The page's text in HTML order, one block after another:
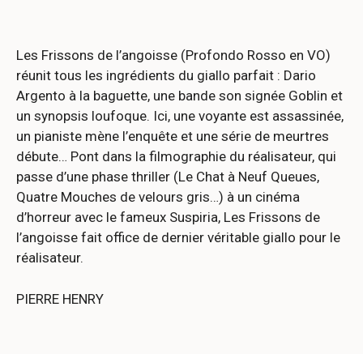
Les Frissons de l’angoisse (Profondo Rosso en VO)
réunit tous les ingrédients du giallo parfait : Dario
Argento à la baguette, une bande son signée Goblin et
un synopsis loufoque. Ici, une voyante est assassinée,
un pianiste mène l’enquête et une série de meurtres
débute… Pont dans la filmographie du réalisateur, qui
passe d’une phase thriller (Le Chat à Neuf Queues,
Quatre Mouches de velours gris…) à un cinéma
d’horreur avec le fameux Suspiria, Les Frissons de
l’angoisse fait office de dernier véritable giallo pour le
réalisateur.
PIERRE HENRY